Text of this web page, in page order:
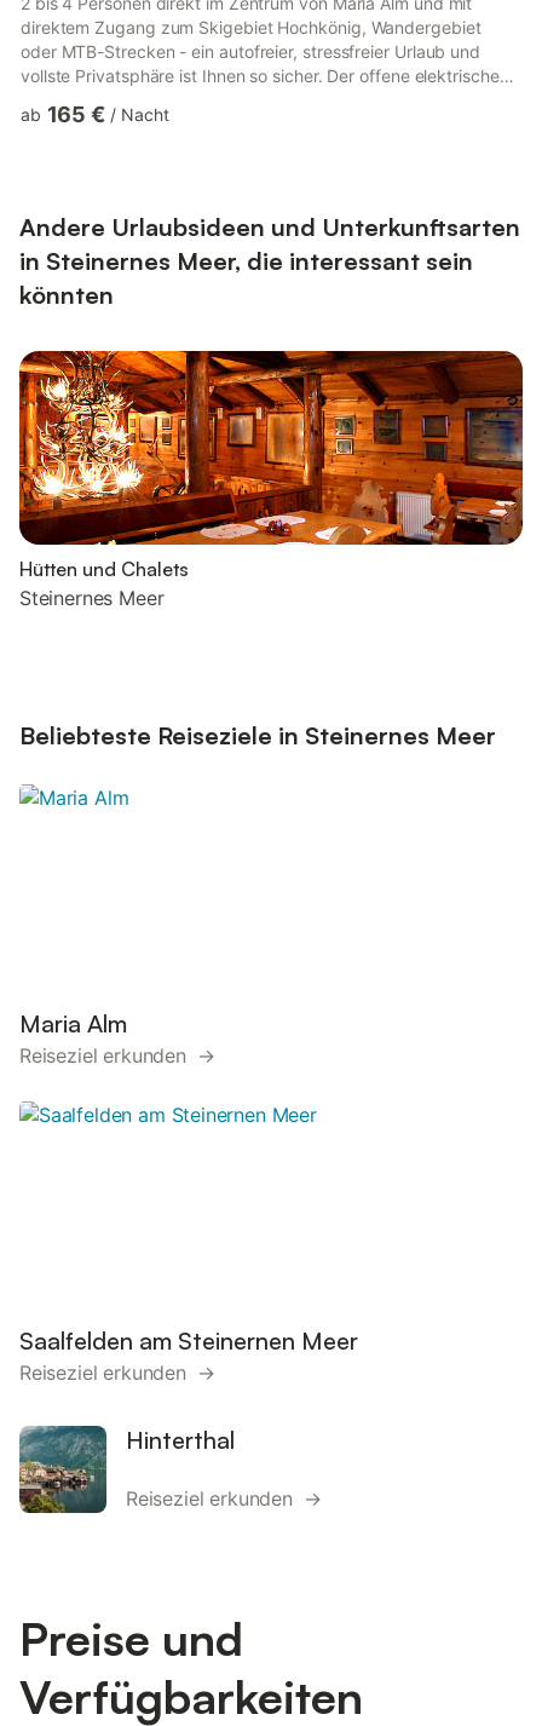
direktem Zugang zum Skigebiet Hochkönig, Wandergebiet
oder MTB-Strecken - ein autofreier, stressfreier Urlaub und
vollste Privatsphäre ist Ihnen so sicher. Der offene elektrische
urige, stilvolle Ambiente zusätzlich. Die Infrarotkabine im
Blick a...
ab 165 € / Nacht
Andere Urlaubsideen und Unterkunftsarten
in Steinernes Meer, die interessant sein
könnten
Hütten und Chalets
Steinernes Meer
Beliebteste Reiseziele in Steinernes Meer
Maria Alm
Reiseziel erkunden →
Saalfelden am Steinernen Meer
Reiseziel erkunden →
Hinterthal
Reiseziel erkunden →
Preise und
Verfügbarkeiten